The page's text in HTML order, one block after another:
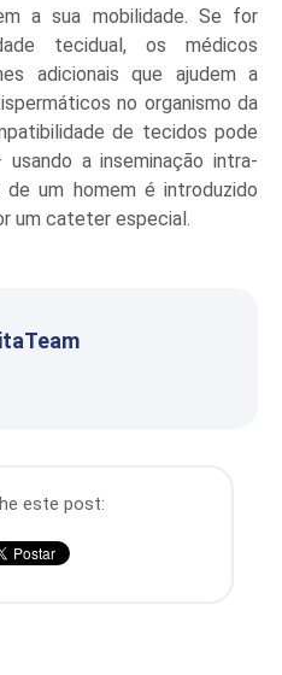
a sua mobilidade. Se for
tecidual, os médicos
adicionais que ajudem a
no organismo da
de tecidos pode
a inseminação intra-
de um homem é introduzido
um cateter especial.
este post: